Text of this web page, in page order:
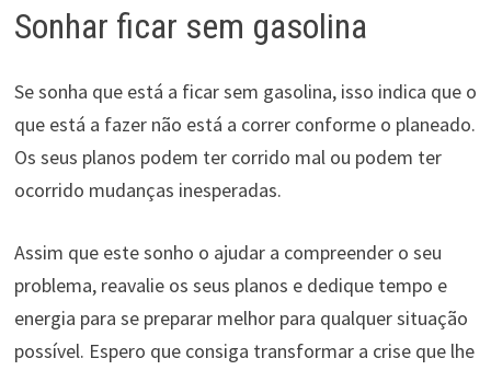
Sonhar ficar sem gasolina
Se sonha que está a ficar sem gasolina, isso indica que o
que está a fazer não está a correr conforme o planeado.
Os seus planos podem ter corrido mal ou podem ter
ocorrido mudanças inesperadas.
Assim que este sonho o ajudar a compreender o seu
problema, reavalie os seus planos e dedique tempo e
energia para se preparar melhor para qualquer situação
possível. Espero que consiga transformar a crise que lhe